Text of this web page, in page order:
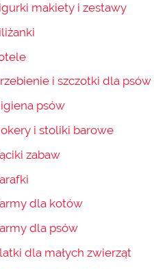
makiety i zestawy
i szczotki dla psów
psów
i stoliki barowe
zabaw
dla kotów
dla psów
dla małych zwierząt